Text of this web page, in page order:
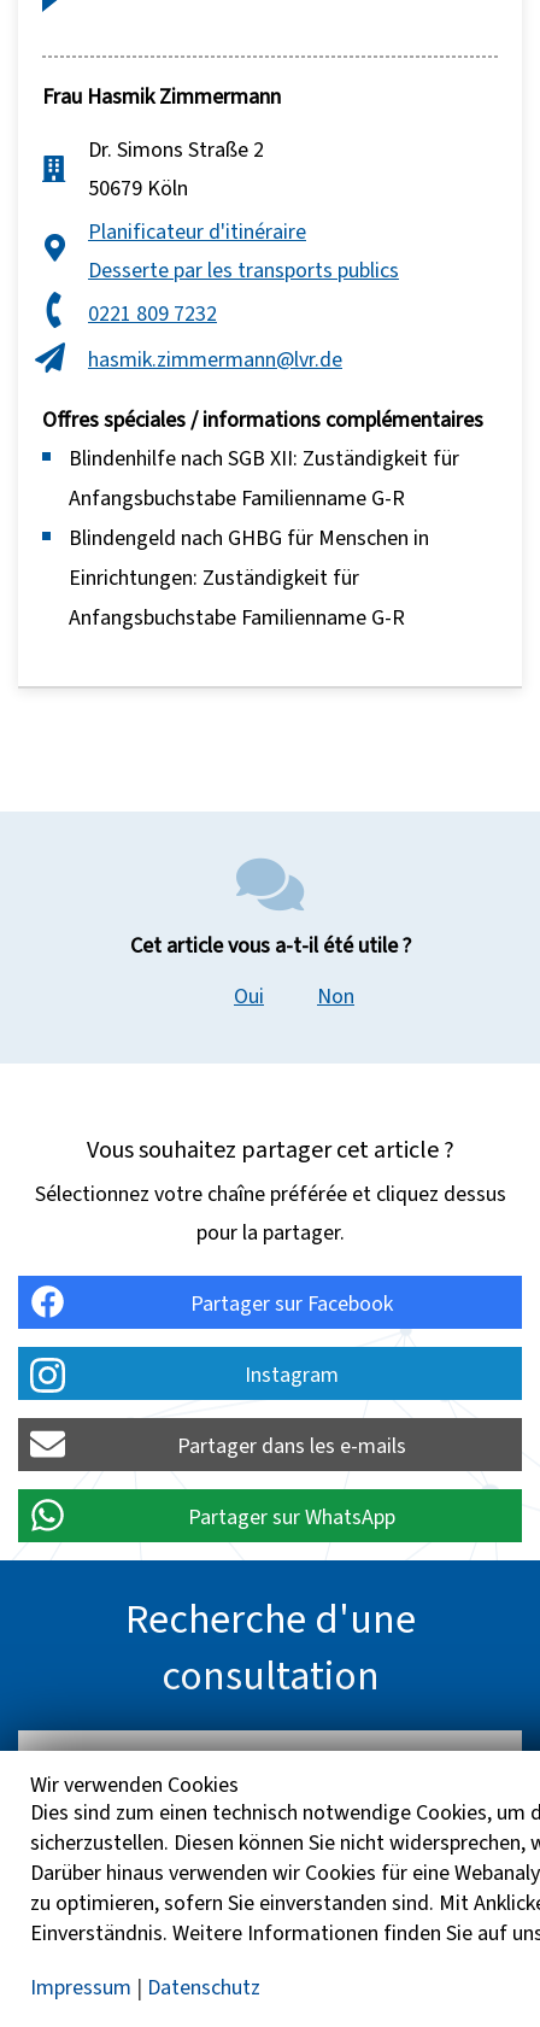
Frau Hasmik Zimmermann
Dr. Simons Straße 2
50679 Köln
Planificateur d'itinéraire
Desserte par les transports publics
0221 809 7232
hasmik.zimmermann@lvr.de
Offres spéciales / informations complémentaires
Blindenhilfe nach SGB XII: Zuständigkeit für
Anfangsbuchstabe Familienname G-R
Blindengeld nach GHBG für Menschen in
Einrichtungen: Zuständigkeit für
Anfangsbuchstabe Familienname G-R
Cet article vous a-t-il été utile ?
Oui
Non
Vous souhaitez partager cet article ?
Sélectionnez votre chaîne préférée et cliquez dessus
pour la partager.
Partager sur Facebook
Instagram
Partager dans les e-mails
Partager sur WhatsApp
Recherche d'une
consultation
Déterminer ma position
Wir verwenden Cookies
Dies sind zum einen technisch notwendige Cookies,
sicherzustellen. Diesen können Sie nicht widersprechen,
Darüber hinaus verwenden wir Cookies für eine
zu optimieren, sofern Sie einverstanden sind. Mit
Einverständnis. Weitere Informationen finden Sie auf
Impressum | Datenschutz